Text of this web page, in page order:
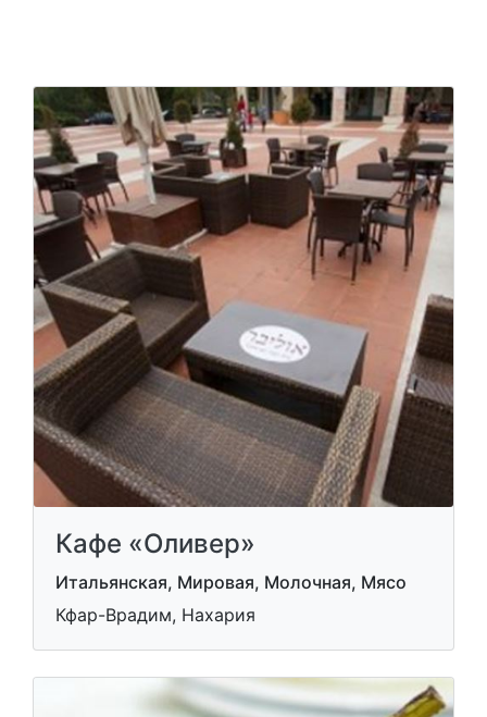
Кафе «Оливер»
Итальянская, Мировая, Молочная, Мясо
Кфар-Врадим, Нахария